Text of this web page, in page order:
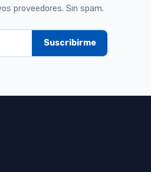
proveedores. Sin spam.